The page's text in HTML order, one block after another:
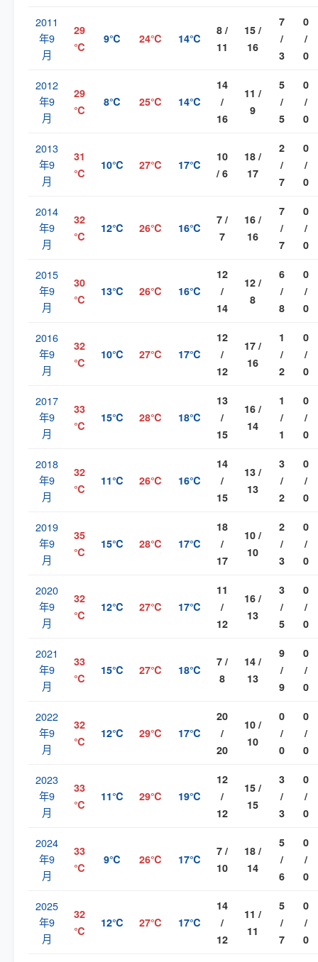
2011
年9
月
29
℃
9℃ 24℃ 14℃
8 /
11
15 /
16
7
/
3
0
/
0
2012
年9
月
29
℃
8℃ 25℃ 14℃
14
/
16
11 /
9
5
/
5
0
/
0
2013
年9
月
31
℃
10℃ 27℃ 17℃
10
/ 6
18 /
17
2
/
7
0
/
0
2014
年9
月
32
℃
12℃ 26℃ 16℃
7 /
7
16 /
16
7
/
7
0
/
0
2015
年9
月
30
℃
13℃ 26℃ 16℃
12
/
14
12 /
8
6
/
8
0
/
0
2016
年9
月
32
℃
10℃ 27℃ 17℃
12
/
12
17 /
16
1
/
2
0
/
0
2017
年9
月
33
℃
15℃ 28℃ 18℃
13
/
15
16 /
14
1
/
1
0
/
0
2018
年9
月
32
℃
11℃ 26℃ 16℃
14
/
15
13 /
13
3
/
2
0
/
0
2019
年9
月
35
℃
15℃ 28℃ 17℃
18
/
17
10 /
10
2
/
3
0
/
0
2020
年9
月
32
℃
12℃ 27℃ 17℃
11
/
12
16 /
13
3
/
5
0
/
0
2021
年9
月
33
℃
15℃ 27℃ 18℃
7 /
8
14 /
13
9
/
9
0
/
0
2022
年9
月
32
℃
12℃ 29℃ 17℃
20
/
20
10 /
10
0
/
0
0
/
0
2023
年9
月
33
℃
11℃ 29℃ 19℃
12
/
12
15 /
15
3
/
3
0
/
0
2024
年9
月
33
℃
9℃ 26℃ 17℃
7 /
10
18 /
14
5
/
6
0
/
0
2025
年9
月
32
℃
12℃ 27℃ 17℃
14
/
12
11 /
11
5
/
7
0
/
0